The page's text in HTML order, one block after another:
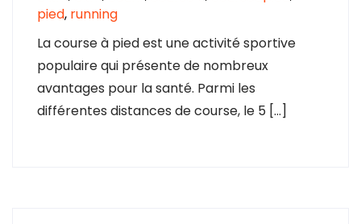
pied, running
La course à pied est une activité sportive
populaire qui présente de nombreux
avantages pour la santé. Parmi les
différentes distances de course, le 5 […]